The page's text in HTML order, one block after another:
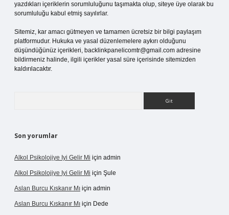
yazdıkları içeriklerin sorumluluğunu taşımakta olup, siteye üye olarak bu
sorumluluğu kabul etmiş sayılırlar.
Sitemiz, kar amacı gütmeyen ve tamamen ücretsiz bir bilgi paylaşım
platformudur. Hukuka ve yasal düzenlemelere aykırı olduğunu
düşündüğünüz içerikleri, backlinkpanelicomtr@gmail.com adresine
bildirmeniz halinde, ilgili içerikler yasal süre içerisinde sitemizden
kaldırılacaktır.
Son yorumlar
Alkol Psikolojiye Iyi Gelir Mi için admin
Alkol Psikolojiye Iyi Gelir Mi için Şule
Aslan Burcu Kıskanır Mı için admin
Aslan Burcu Kıskanır Mı için Dede